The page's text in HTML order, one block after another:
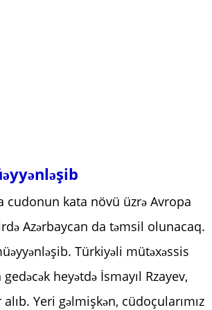
cudonun kata növü üzrə Avropa
Azərbaycan da təmsil olunacaq.
Türkiyəli mütəxəssis
heyətdə İsmayıl Rzayev,
Yeri gəlmişkən, cüdoçularımız